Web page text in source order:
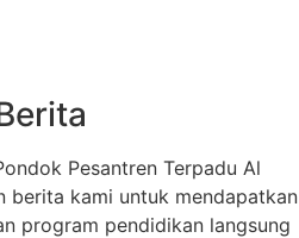
Pesantren Terpadu Al
berita kami untuk mendapatkan
program pendidikan langsung